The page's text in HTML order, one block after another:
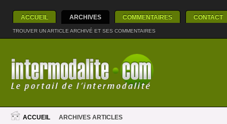
ACCUEIL ARCHIVES COMMENTAIRES CONTACT
TROUVER UN ARTICLE ARCHIVÉ ET SES COMMENTAIRES
ACCUEIL ARCHIVES ARTICLES